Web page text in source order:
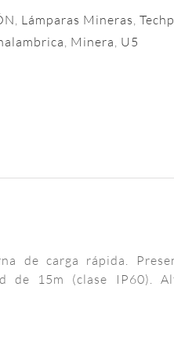
, Lámparas Mineras,
, Minera, U5
de carga rápida.
de 15m (clase IP60).